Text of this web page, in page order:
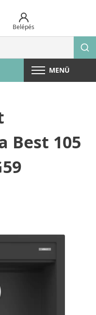
Belépés
MENÜ
Best 105